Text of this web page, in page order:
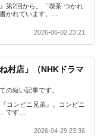
第2回から。「喫茶 つかれ
かれています。…
2026-06-02 23:21
村店」（NHKドラマ
の短い記事です。
コンビニ兄弟』。コンビニ
です…
2026-04-29 23:36